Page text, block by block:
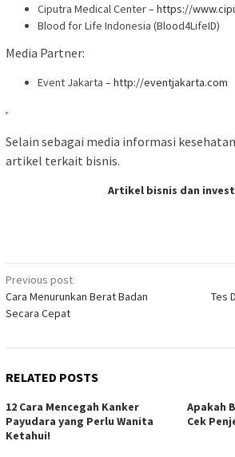
Ciputra Medical Center –https://
Blood for Life Indonesia (Blood4LifeID)
Media Partner:
Event Jakarta –http://eventjakarta.com
Selain sebagai media informasi
artikel terkait bisnis.
Artikel bisnis dan
Post
navigation
Previous post
Cara Menurunkan Berat Badan
Secara Cepat
Tes
RELATED POSTS
12 Cara Mencegah Kanker
Payudara yang Perlu Wanita
Ketahui!
Apakah
Cek